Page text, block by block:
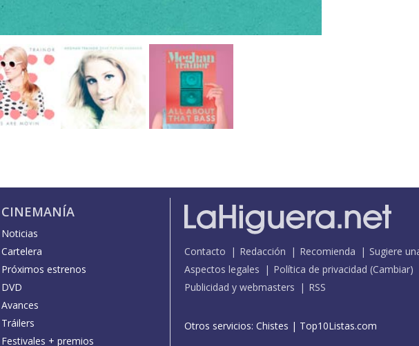
CINEMANÍA
Noticias
Cartelera
Próximos estrenos
DVD
Avances
Tráilers
Festivales + premios
Contacto Redacción Recomienda
Sugiere
Aspectos legales
Política de privacidad (Cambiar)
Publicidad y webmasters
RSS
Otros servicios: Chistes | Top10Listas.com